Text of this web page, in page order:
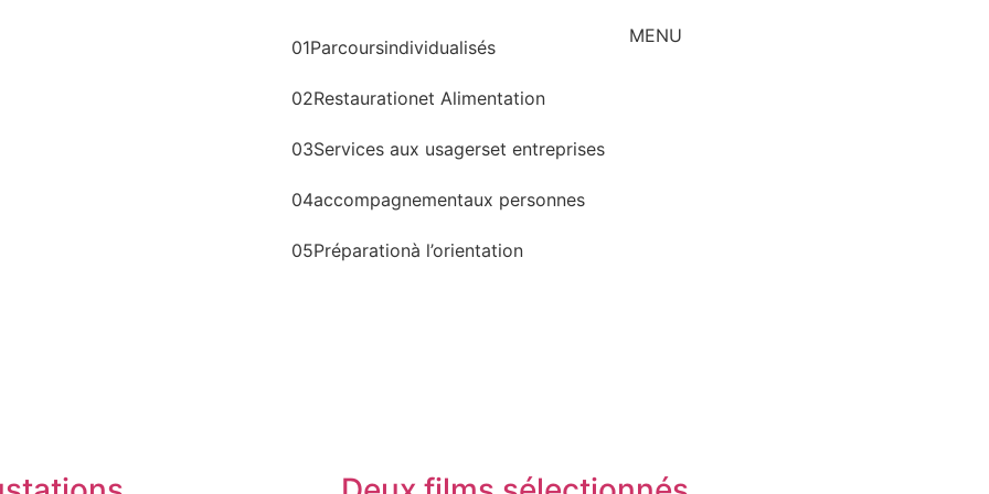
01Parcoursindividualisés
02Restaurationet Alimentation
03Services aux usagerset entreprises
04accompagnementaux personnes
05Préparationà l’orientation
MENU